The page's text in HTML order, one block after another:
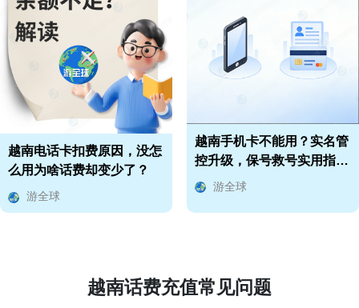
越南电话卡扣费原因，没怎
么用为啥话费却变少了？
游全球
越南手机卡不能用？实名管
控升级，保号救号实用指南
来了！游全球
越南话费充值常见问题